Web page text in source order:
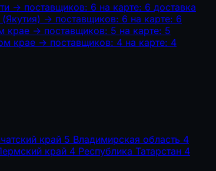
→ поставщиков: 6 на карте: 6 доставка
→ поставщиков: 6 на карте: 6
крае → поставщиков: 5 на карте: 5
крае → поставщиков: 4 на карте: 4
край 5 Владимирская область 4
край 4 Республика Татарстан 4